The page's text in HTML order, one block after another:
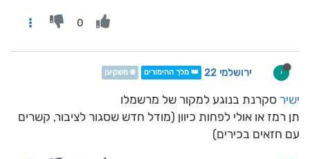
0
י ירושלמי 22 👑 מלך ההימורים ❄️ משקיען
ישיר סקרנת בנוגע למקור של מרשמלו
תן רמז או אולי לפחות כיוון (מודל חדש שסגור לציבור, קשרים
עם חזאים בכירים)